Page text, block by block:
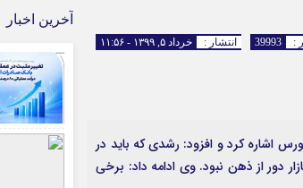
نام کاربری یا
رمز عبور
مرا به خاطر
بانک ها
اخبار بورس
ارتباطات و فن آوری اطلاعات
انتشار : خرداد ۵, ۱۳۹۹ - ۱۱:۵۶ :
39993
اشاره کرد و افزود: رشدی که باید در
دور از ذهن نبود. وی ادامه داد: برخی
آخرین اخبار